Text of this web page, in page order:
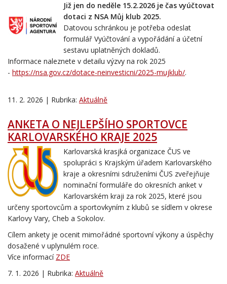
Již jen do neděle 15.2.2026 je čas vyúčtovat
dotaci z NSA Můj klub 2025.
Datovou schránkou je potřeba odeslat
formulář Vyúčtování a vypořádání a účetní
sestavu uplatněných dokladů.
Informace naleznete v detailu výzvy na rok 2025
- https://nsa.gov.cz/dotace-neinvesticni/2025-mujklub/.
11. 2. 2026 | Rubrika: Aktuálně
ANKETA O NEJLEPŠÍHO SPORTOVCE
KARLOVARSKÉHO KRAJE 2025
Karlovarská krasjká organizace ČUS ve
spolupráci s Krajským úřadem Karlovarského
kraje a okresními sdruženími ČUS zveřejňuje
nominační formuláře do okresních anket v
Karlovarském kraji za rok 2025, které jsou
určeny sportovcům a sportovkyním z klubů se sídlem v okrese
Karlovy Vary, Cheb a Sokolov.
Cílem ankety je ocenit mimořádné sportovní výkony a úspěchy
dosažené v uplynulém roce.
Více informací ZDE
7. 1. 2026 | Rubrika: Aktuálně